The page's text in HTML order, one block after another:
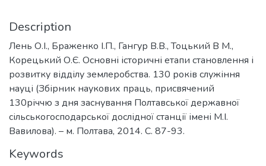
Description
Лень О.І., Браженко І.П., Гангур В.В., Тоцький В М.,
Корецький О.Є. Основні історичні етапи становлення і
розвитку відділу землеробства. 130 років служіння
науці (Збірник наукових праць, присвячений
130річчю з дня заснування Полтавської державної
сільськогосподарської дослідної станції імені М.І.
Вавилова). – м. Полтава, 2014. С. 87-93.
Keywords